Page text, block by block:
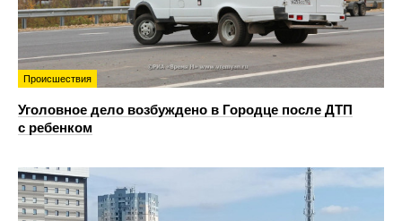
Происшествия
Уголовное дело возбуждено в Городце после ДТП
с ребенком